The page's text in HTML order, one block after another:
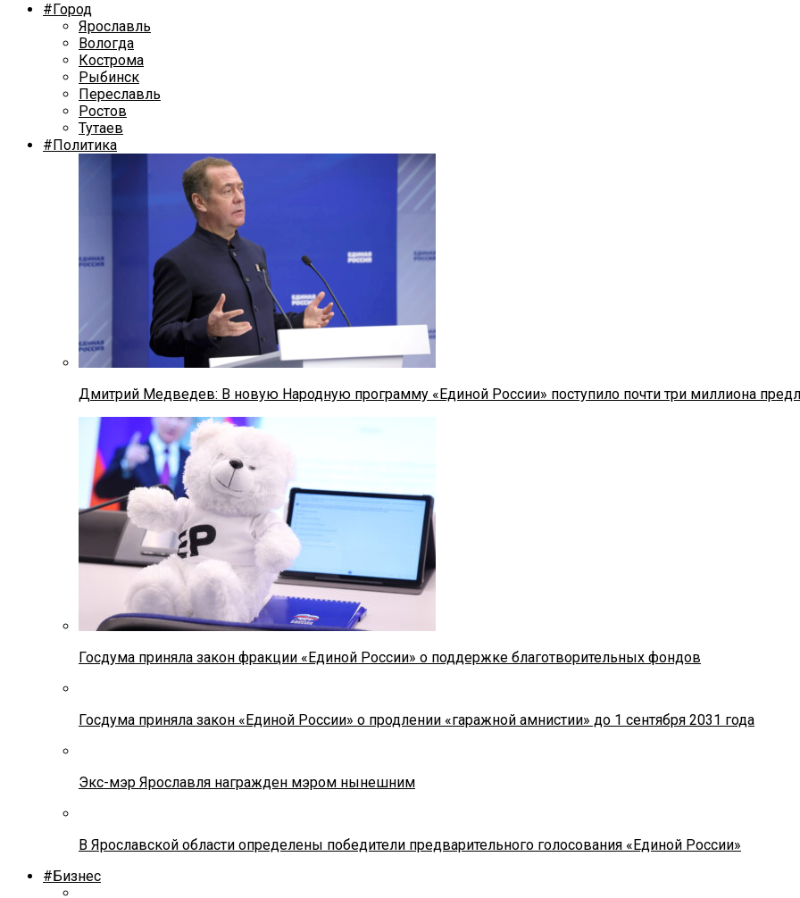
#Город
Ярославль
Вологда
Кострома
Рыбинск
Переславль
Ростов
Тутаев
#Политика
Дмитрий Медведев: В новую Народную программу «Единой России» поступило почти три миллиона
Госдума приняла закон фракции «Единой России» о поддержке благотворительных фондов
Госдума приняла закон «Единой России» о продлении «гаражной амнистии» до 1 сентября 2031 года
Экс-мэр Ярославля награжден мэром нынешним
В Ярославской области определены победители предварительного голосования «Единой России»
#Бизнес